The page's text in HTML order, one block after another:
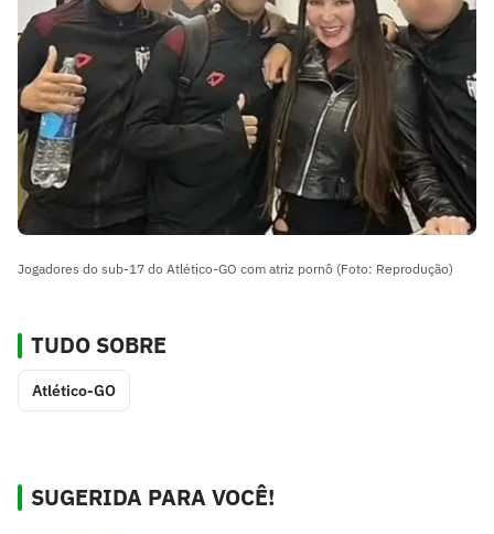
Jogadores do sub-17 do Atlético-GO com atriz pornô (Foto: Reprodução)
TUDO SOBRE
Atlético-GO
SUGERIDA PARA VOCÊ!